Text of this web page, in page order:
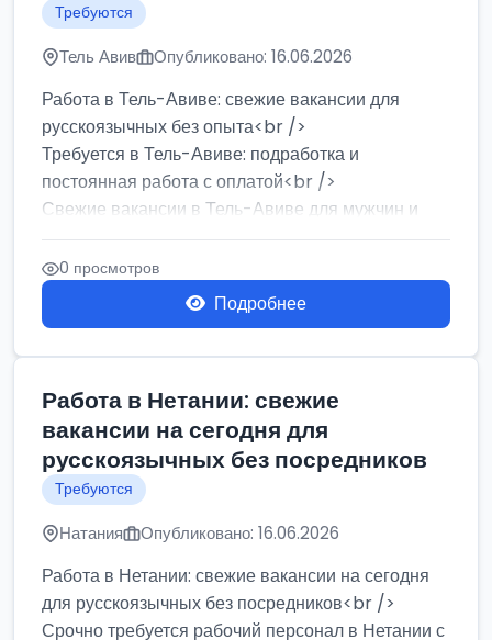
Требуются
Тель Авив Опубликовано: 16.06.2026
Работа в Тель-Авиве: свежие вакансии для
русскоязычных без опыта<br />
Требуется в Тель-Авиве: подработка и
постоянная работа с оплатой<br />
Свежие вакансии в Тель-Авиве для мужчин и
женщин от хозя...
0 просмотров
Подробнее
Работа в Нетании: свежие
вакансии на сегодня для
русскоязычных без посредников
Требуются
Натания Опубликовано: 16.06.2026
Работа в Нетании: свежие вакансии на сегодня
для русскоязычных без посредников<br />
Срочно требуется рабочий персонал в Нетании с